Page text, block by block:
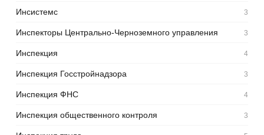
Инсистемс 3
Инспекторы Центрально-Черноземного управления 3
Инспекция 4
Инспекция Госстройнадзора 3
Инспекция ФНС 4
Инспекция общественного контроля 3